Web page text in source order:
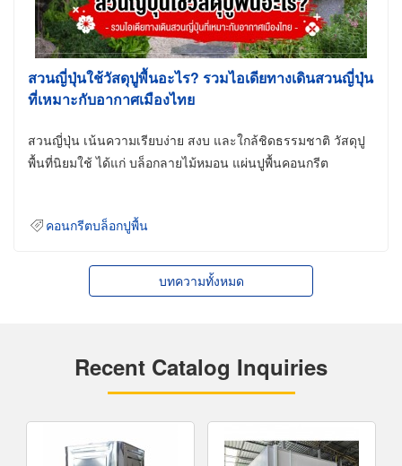
สวนญี่ปุ่นใช้วัสดุปูพื้นอะไร? รวมไอเดียทางเดินสวนญี่ปุ่น
ที่เหมาะกับอากาศเมืองไทย
สวนญี่ปุ่น เน้นความเรียบง่าย สงบ และใกล้ชิดธรรมชาติ วัสดุปู
พื้นที่นิยมใช้ ได้แก่ บล็อกลายไม้หมอน แผ่นปูพื้นคอนกรีต
คอนกรีตบล็อกปูพื้น
บทความทั้งหมด
Recent Catalog Inquiries